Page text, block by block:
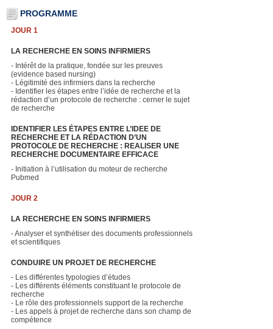
PROGRAMME
JOUR 1
LA RECHERCHE EN SOINS INFIRMIERS
- Intérêt de la pratique, fondée sur les preuves
(evidence based nursing)
- Légitimité des infirmiers dans la recherche
- Identifier les étapes entre l’idée de recherche et la
rédaction d’un protocole de recherche : cerner le sujet
de recherche
IDENTIFIER LES ÉTAPES ENTRE L’IDEE DE
RECHERCHE ET LA RÉDACTION D’UN
PROTOCOLE DE RECHERCHE : REALISER UNE
RECHERCHE DOCUMENTAIRE EFFICACE
- Initiation à l’utilisation du moteur de recherche
Pubmed
JOUR 2
LA RECHERCHE EN SOINS INFIRMIERS
- Analyser et synthétiser des documents professionnels
et scientifiques
CONDUIRE UN PROJET DE RECHERCHE
- Les différentes typologies d’études
- Les différents éléments constituant le protocole de
recherche
- Le rôle des professionnels support de la recherche
- Les appels à projet de recherche dans son champ de
compétence